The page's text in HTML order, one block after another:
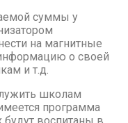
суммы у
на магнитные
о своей
и т.д.
школам
программа
будут воспитаны в